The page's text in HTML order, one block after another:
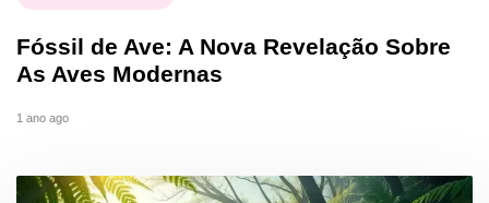
Fóssil de Ave: A Nova Revelação Sobre
As Aves Modernas
1 ano ago